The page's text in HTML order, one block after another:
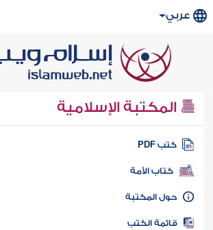
عربي
المكتبة الإسلامية
كتب PDF
كتاب الأمة
المكتبة